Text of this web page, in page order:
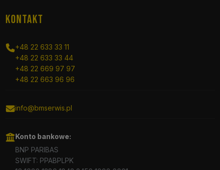
KONTAKT
+48 22 633 33 11
+48 22 633 33 44
+48 22 669 97 97
+48 22 663 96 96
info@bmserwis.pl
Konto bankowe:
BNP PARIBAS
SWIFT: PPABPLPK